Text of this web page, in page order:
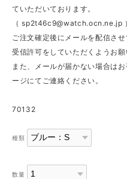
ていただいております。
（sp2t46c9@watch.ocn.ne.jp
ご注文確定後にメールを配信さ
受信許可をしていただくようお願
また、メールが届かない場合は
ージにてご連絡ください。
70132
種類
数量